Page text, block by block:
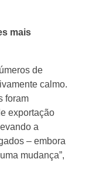
mais
de
calmo.
foram
exportação
a
– embora
mudança”,